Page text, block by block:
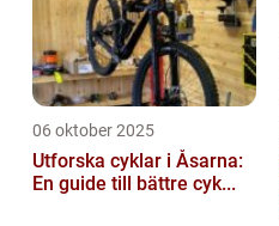
06 oktober 2025
Utforska cyklar i Åsarna:
En guide till bättre cyk...